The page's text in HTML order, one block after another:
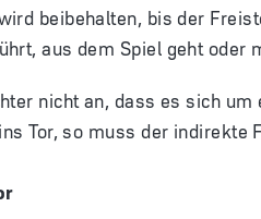
beibehalten, bis der
aus dem Spiel geht oder
nicht an, dass es sich
Tor, so muss der indirekte